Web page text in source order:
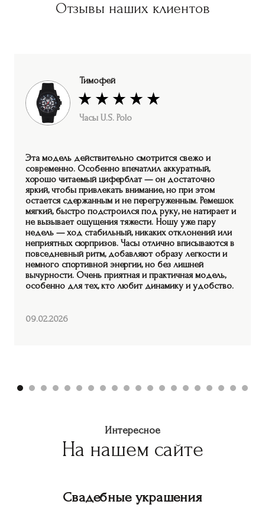
Отзывы наших клиентов
Тимофей
Часы U.S. Polo
Эта модель действительно смотрится свежо и
современно. Особенно впечатлил аккуратный,
хорошо читаемый циферблат — он достаточно
яркий, чтобы привлекать внимание, но при этом
остается сдержанным и не перегруженным. Ремешок
мягкий, быстро подстроился под руку, не натирает и
не вызывает ощущения тяжести. Ношу уже пару
недель — ход стабильный, никаких отклонений или
неприятных сюрпризов. Часы отлично вписываются в
повседневный ритм, добавляют образу легкости и
немного спортивной энергии, но без лишней
вычурности. Очень приятная и практичная модель,
особенно для тех, кто любит динамику и удобство.
09.02.2026
Интересное
На нашем сайте
Свадебные украшения